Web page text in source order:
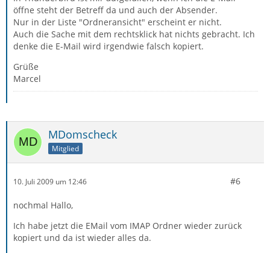
öffne steht der Betreff da und auch der Absender.
Nur in der Liste "Ordneransicht" erscheint er nicht.
Auch die Sache mit dem rechtsklick hat nichts gebracht. Ich
denke die E-Mail wird irgendwie falsch kopiert.
Grüße
Marcel
MDomscheck
Mitglied
10. Juli 2009 um 12:46 #6
nochmal Hallo,
Ich habe jetzt die EMail vom IMAP Ordner wieder zurück
kopiert und da ist wieder alles da.